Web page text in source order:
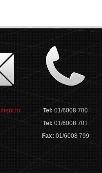
Tel:01/6008 700
Tel:01/6008 701
Fax: 01/6008 799